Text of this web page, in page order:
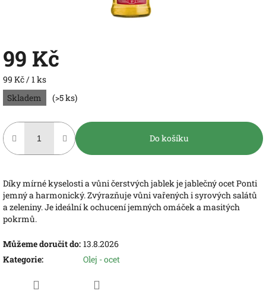
99 Kč
Měrná
cena:
99 Kč / 1 ks
Skladem
(>5 ks)
Do košíku
Díky mírné kyselosti a vůni čerstvých jablek je jablečný ocet Ponti
jemný a harmonický. Zvýrazňuje vůni vařených i syrových salátů
a zeleniny. Je ideální k ochucení jemných omáček a masitých
pokrmů.
Můžeme doručit do: 13.8.2026
Kategorie: Olej - ocet